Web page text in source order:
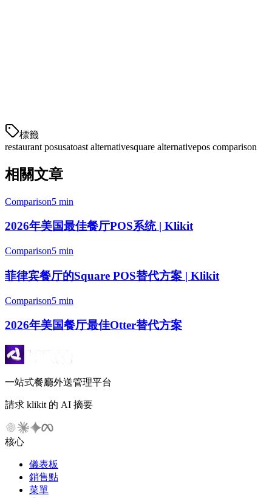
標籤
restaurant posusatoast alternativesquare alternativepos comparison
相關文章
Comparison5 min
2026年美国最佳餐厅POS系统 | Klikit
Comparison5 min
菲律宾餐厅的Square POS替代方案 | Klikit
Comparison5 min
2026年美国餐厅最佳Otter替代方案
一站式餐廳外送管理平台
請求 klikit 的 AI 摘要
核心
儀表板
銷售點
菜單